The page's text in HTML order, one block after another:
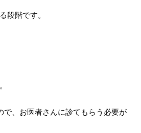
段階です。
で、お医者さんに診てもらう必要が